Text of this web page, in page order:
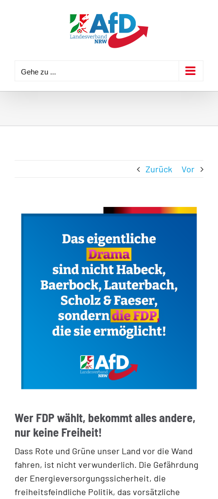
Gehe zu ...
Zurück Vor
Wer FDP wählt, bekommt alles andere,
nur keine Freiheit!
Dass Rote und Grüne unser Land vor die Wand
fahren, ist nicht verwunderlich. Die Gefährdung
der Energieversorgungssicherheit, die
freiheitsfeindliche Politik, das vorsätzliche